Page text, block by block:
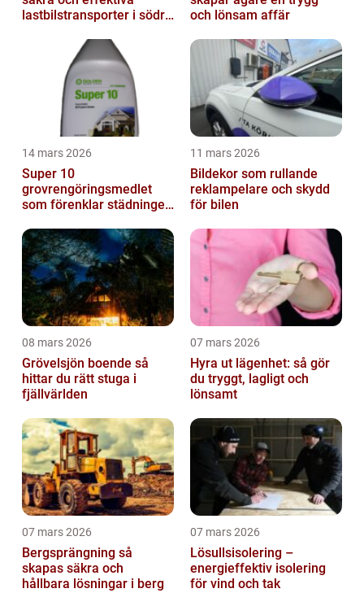
lastbilstransporter i södra
och lönsam affär
14 mars 2026
Super 10
grovrengöringsmedlet
som förenklar städningen
11 mars 2026
Bildekor som rullande
reklampelare och skydd
för bilen
08 mars 2026
Grövelsjön boende så
hittar du rätt stuga i
fjällvärlden
07 mars 2026
Hyra ut lägenhet: så gör
du tryggt, lagligt och
lönsamt
07 mars 2026
Bergsprängning så
skapas säkra och
hållbara lösningar i berg
07 mars 2026
Lösullsisolering –
energieffektiv isolering
för vind och tak